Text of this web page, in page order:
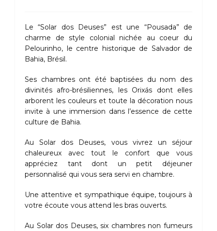
Le “Solar dos Deuses” est une “Pousada” de
charme de style colonial nichée au coeur du
Pelourinho, le centre historique de Salvador de
Bahia, Brésil.
Ses chambres ont été baptisées du nom des
divinités afro-brésiliennes, les Orixás dont elles
arborent les couleurs et toute la décoration nous
invite à une immersion dans l’essence de cette
culture de Bahia.
Au Solar dos Deuses, vous vivrez un séjour
chaleureux avec tout le confort que vous
appréciez tant dont un petit déjeuner
personnalisé qui vous sera servi en chambre.
Une attentive et sympathique équipe, toujours à
votre écoute vous attend les bras ouverts.
Au Solar dos Deuses, six chambres non fumeurs